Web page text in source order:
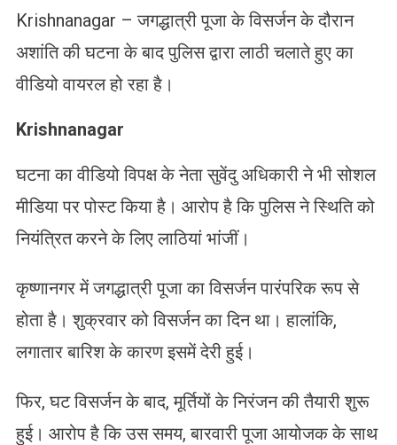
Krishnanagar – जगद्धात्री पूजा के विसर्जन के दौरान
अशांति की घटना के बाद पुलिस द्वारा लाठी चलाते हुए का
वीडियो वायरल हो रहा है।
Krishnanagar
घटना का वीडियो विपक्ष के नेता सुवेंदु अधिकारी ने भी सोशल
मीडिया पर पोस्ट किया है। आरोप है कि पुलिस ने स्थिति को
नियंत्रित करने के लिए लाठियां भांजीं।
कृष्णानगर में जगद्धात्री पूजा का विसर्जन पारंपरिक रूप से
होता है। शुक्रवार को विसर्जन का दिन था। हालांकि,
लगातार बारिश के कारण इसमें देरी हुई।
फिर, घट विसर्जन के बाद, मूर्तियों के निरंजन की तैयारी शुरू
हुई। आरोप है कि उस समय, बारवारी पूजा आयोजक के साथ